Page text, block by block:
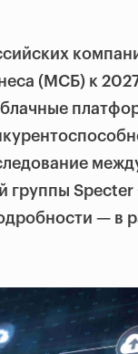
(МСБ) к
группы
— в